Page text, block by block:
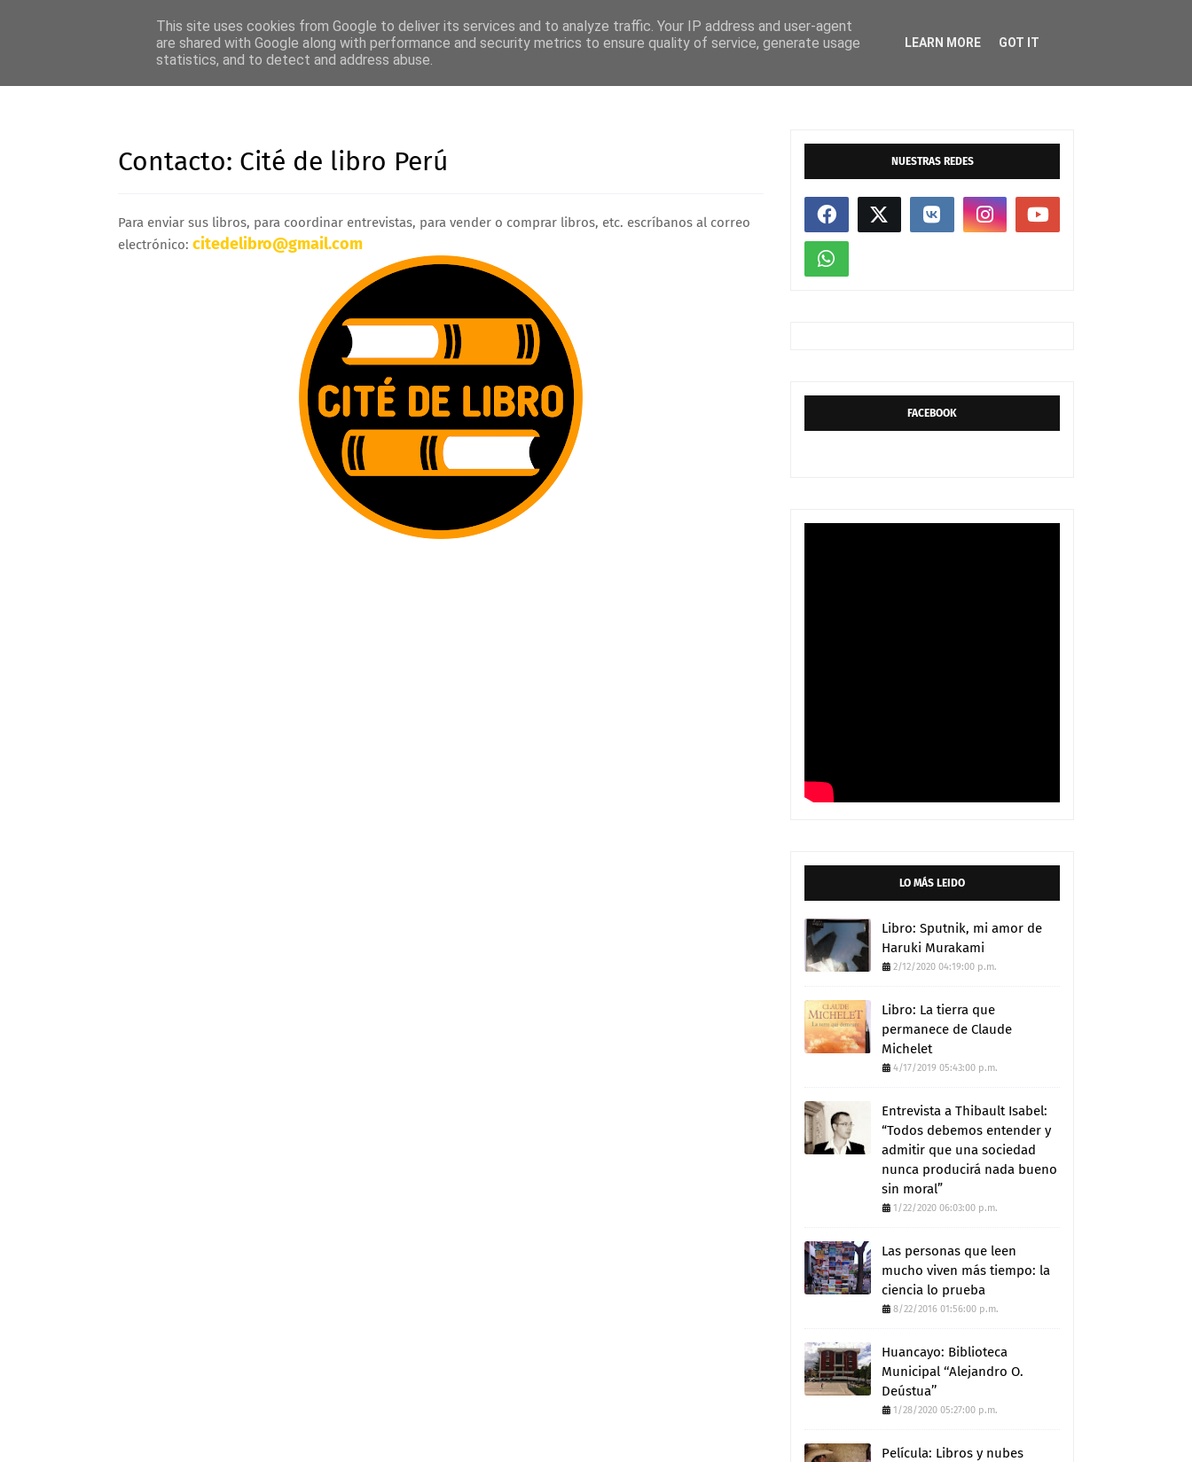
CULTURA
Contacto: Cité de libro Perú
Para enviar sus libros, para coordinar entrevistas, para vender o comprar libros, etc. escríbanos al correo
electrónico: citedelibro@gmail.com
NUESTRAS REDES
FACEBOOK
LO MÁS LEIDO
Libro: Sputnik, mi amor de
Haruki Murakami
2/12/2020 04:19:00 p.m.
Libro: La tierra que
permanece de Claude
Michelet
4/17/2019 05:43:00 p.m.
Entrevista a Thibault Isabel:
“Todos debemos entender y
admitir que una sociedad
nunca producirá nada bueno
sin moral”
1/22/2020 06:03:00 p.m.
Las personas que leen
mucho viven más tiempo: la
ciencia lo prueba
8/22/2016 01:56:00 p.m.
Huancayo: Biblioteca
Municipal ‘‘Alejandro O.
Deústua’’
1/28/2020 05:27:00 p.m.
Película: Libros y nubes
This site uses cookies from Google to deliver its services and to analyze traffic. Your IP address and user-agent
are shared with Google along with performance and security metrics to ensure quality of service, generate usage
statistics, and to detect and address abuse.
LEARN MORE GOT IT